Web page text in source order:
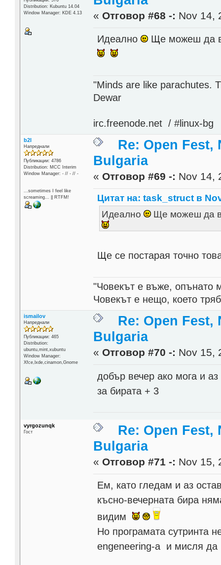
Distribution: Kubuntu 14.04
Window Manager: KDE 4.13
« Отговор #68 -: Nov 14,
Идеално Ще можеш да
"Minds are like parachutes.
Dewar
irc.freenode.net / #linux-bg
b2l
Напреднали
Публикации: 4786
Distribution: MCC Interim
Window Manager: - // - // -
...sometimes I feel like
screaming... || RTFM!
Re: Open Fest,
Bulgaria
« Отговор #69 -: Nov 14,
Цитат на: task_struct в
Идеално
Ще можеш да
Ще се постарая точно
"Човекът е въже, опънато
Човекът е нещо, което
ismailov
Напреднали
Публикации: 465
Distribution:
ubuntu,mint,xubuntu
Window Manager:
Xfce,lxde,cinamon,Gnome
Re: Open Fest,
Bulgaria
« Отговор #70 -: Nov 15,
добър вечер ако мога и
за бирата + 3
vyrgozunqk
Гост
Re: Open Fest,
Bulgaria
« Отговор #71 -: Nov 15,
Ем, като гледам и аз
късно-вечерната бира
видим
Но програмата сутринта
engeneering-a и мисля